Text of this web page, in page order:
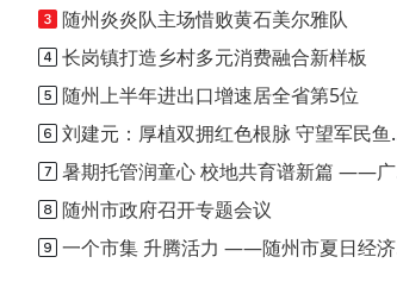
随州炎炎队主场惜败黄石美尔雅队
长岗镇打造乡村多元消费融合新样板
随州上半年进出口增速居全省第5位
刘建元：厚植双拥红色根脉 守望军民鱼水深情
暑期托管润童心 校地共育谱新篇 ——广水市骆店镇打造乡村暑期托管优质样板模式
随州市政府召开专题会议
一个市集 升腾活力 ——随州市夏日经济（消费）观察之二